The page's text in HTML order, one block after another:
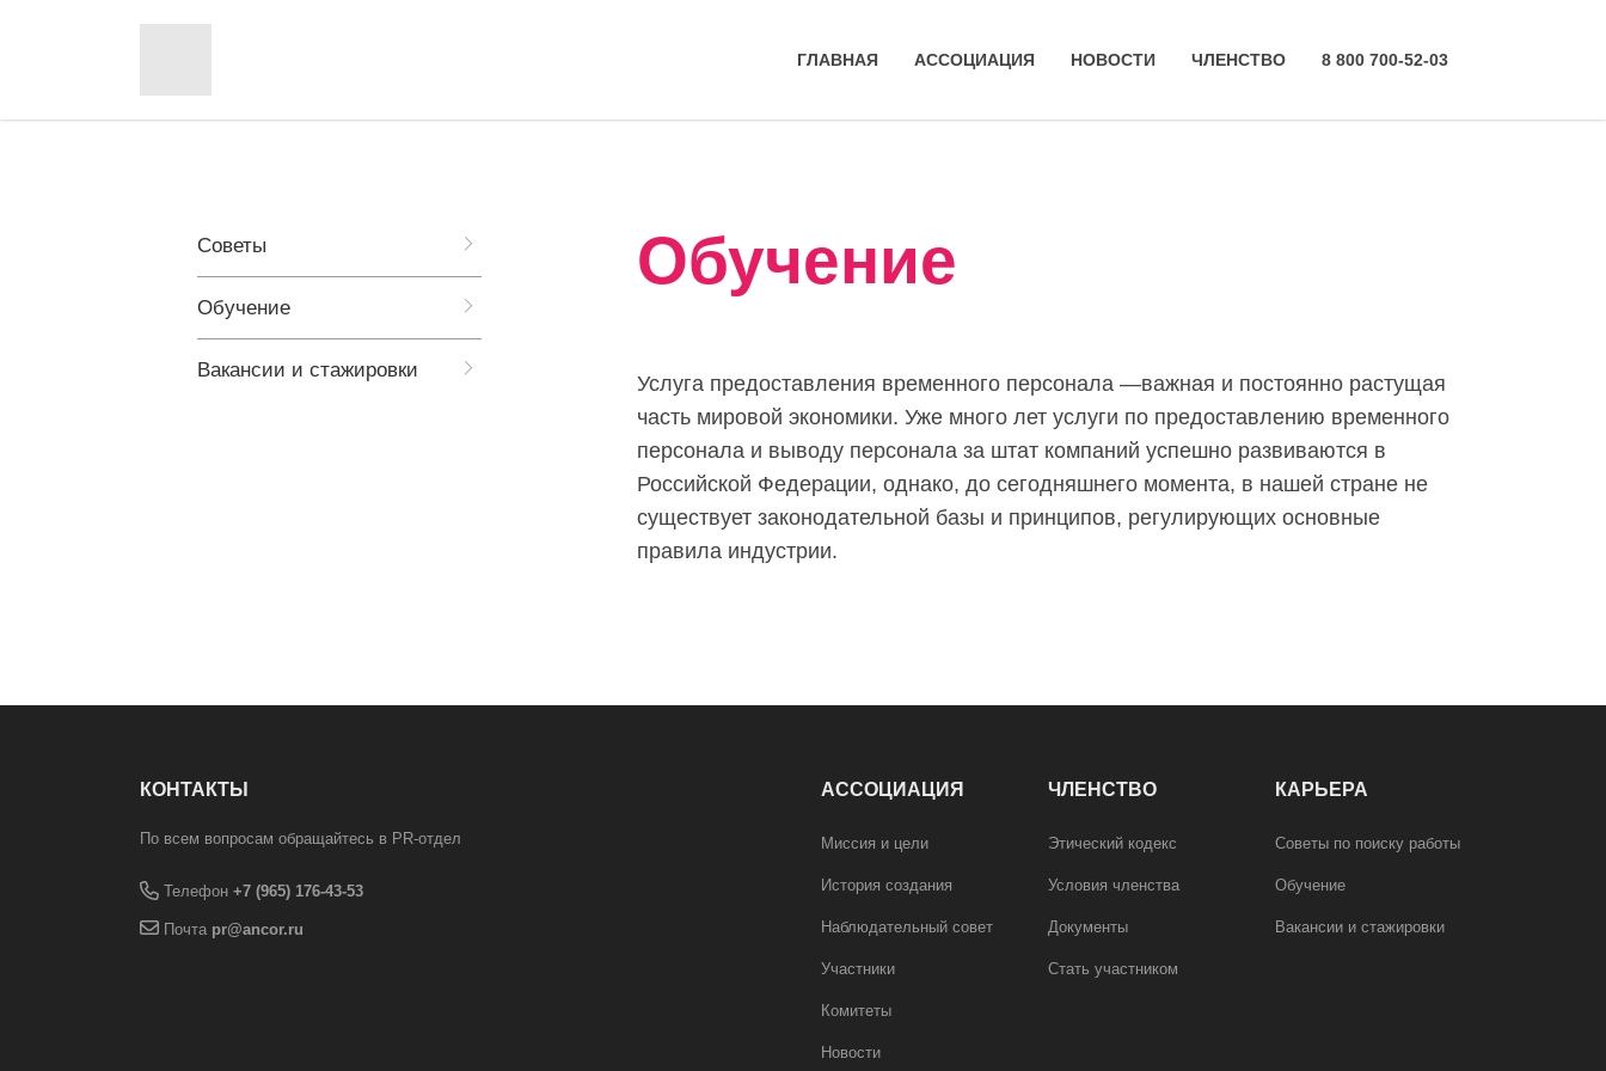
ГЛАВНАЯ АССОЦИАЦИЯ НОВОСТИ ЧЛЕНСТВО 8 800 700-52-03
Советы
Обучение
Вакансии и стажировки
Обучение
Услуга предоставления временного персонала —важная и постоянно растущая
часть мировой экономики. Уже много лет услуги по предоставлению временного
персонала и выводу персонала за штат компаний успешно развиваются в
Российской Федерации, однако, до сегодняшнего момента, в нашей стране не
существует законодательной базы и принципов, регулирующих основные
правила индустрии.
КОНТАКТЫ
По всем вопросам обращайтесь в PR-отдел
Телефон +7 (965) 176-43-53
Почта pr@ancor.ru
АССОЦИАЦИЯ
Миссия и цели
История создания
Наблюдательный совет
Участники
Комитеты
Новости
ЧЛЕНСТВО
Этический кодекс
Условия членства
Документы
Стать участником
КАРЬЕРА
Советы по поиску работы
Обучение
Вакансии и стажировки